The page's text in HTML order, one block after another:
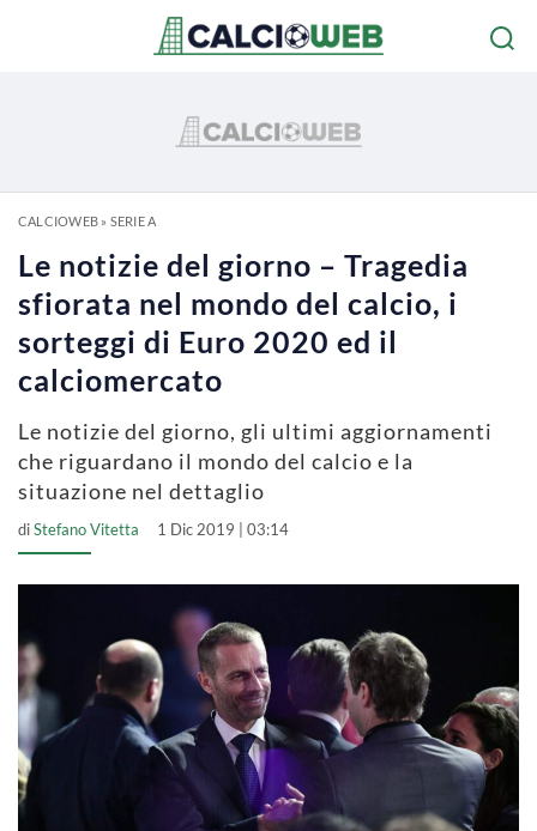
CALCIOWEB» SERIE A
Le notizie del giorno – Tragedia
sfiorata nel mondo del calcio, i
sorteggi di Euro 2020 ed il
calciomercato
Le notizie del giorno, gli ultimi aggiornamenti
che riguardano il mondo del calcio e la
situazione nel dettaglio
diStefano Vitetta 1 Dic 2019 | 03:14